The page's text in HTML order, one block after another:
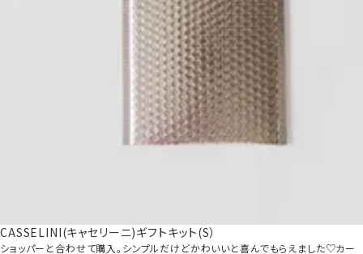
CASSELINI(キャセリーニ)ギフトキット(S）
ショッパーと合わせて購入。シンプルだけどかわいいと喜んでもらえました♡カー